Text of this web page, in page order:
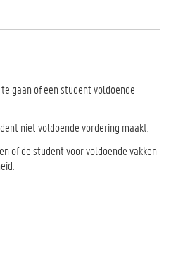
gaan of een student voldoende
niet voldoende vordering maakt.
of de student voor voldoende vakken